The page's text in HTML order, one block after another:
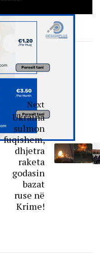
Next
Ukraina
sulmon
fuqishem,
dhjetra
raketa
godasin
bazat
ruse në
Krime!